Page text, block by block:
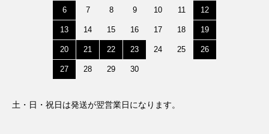
6 7 8 9 10 11 12
13 14 15 16 17 18 19
20 21 22 23 24 25 26
27 28 29 30
土・日・祝日は発送が翌営業日になります。